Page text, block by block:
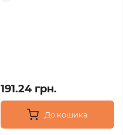
191.24 грн.
До кошика